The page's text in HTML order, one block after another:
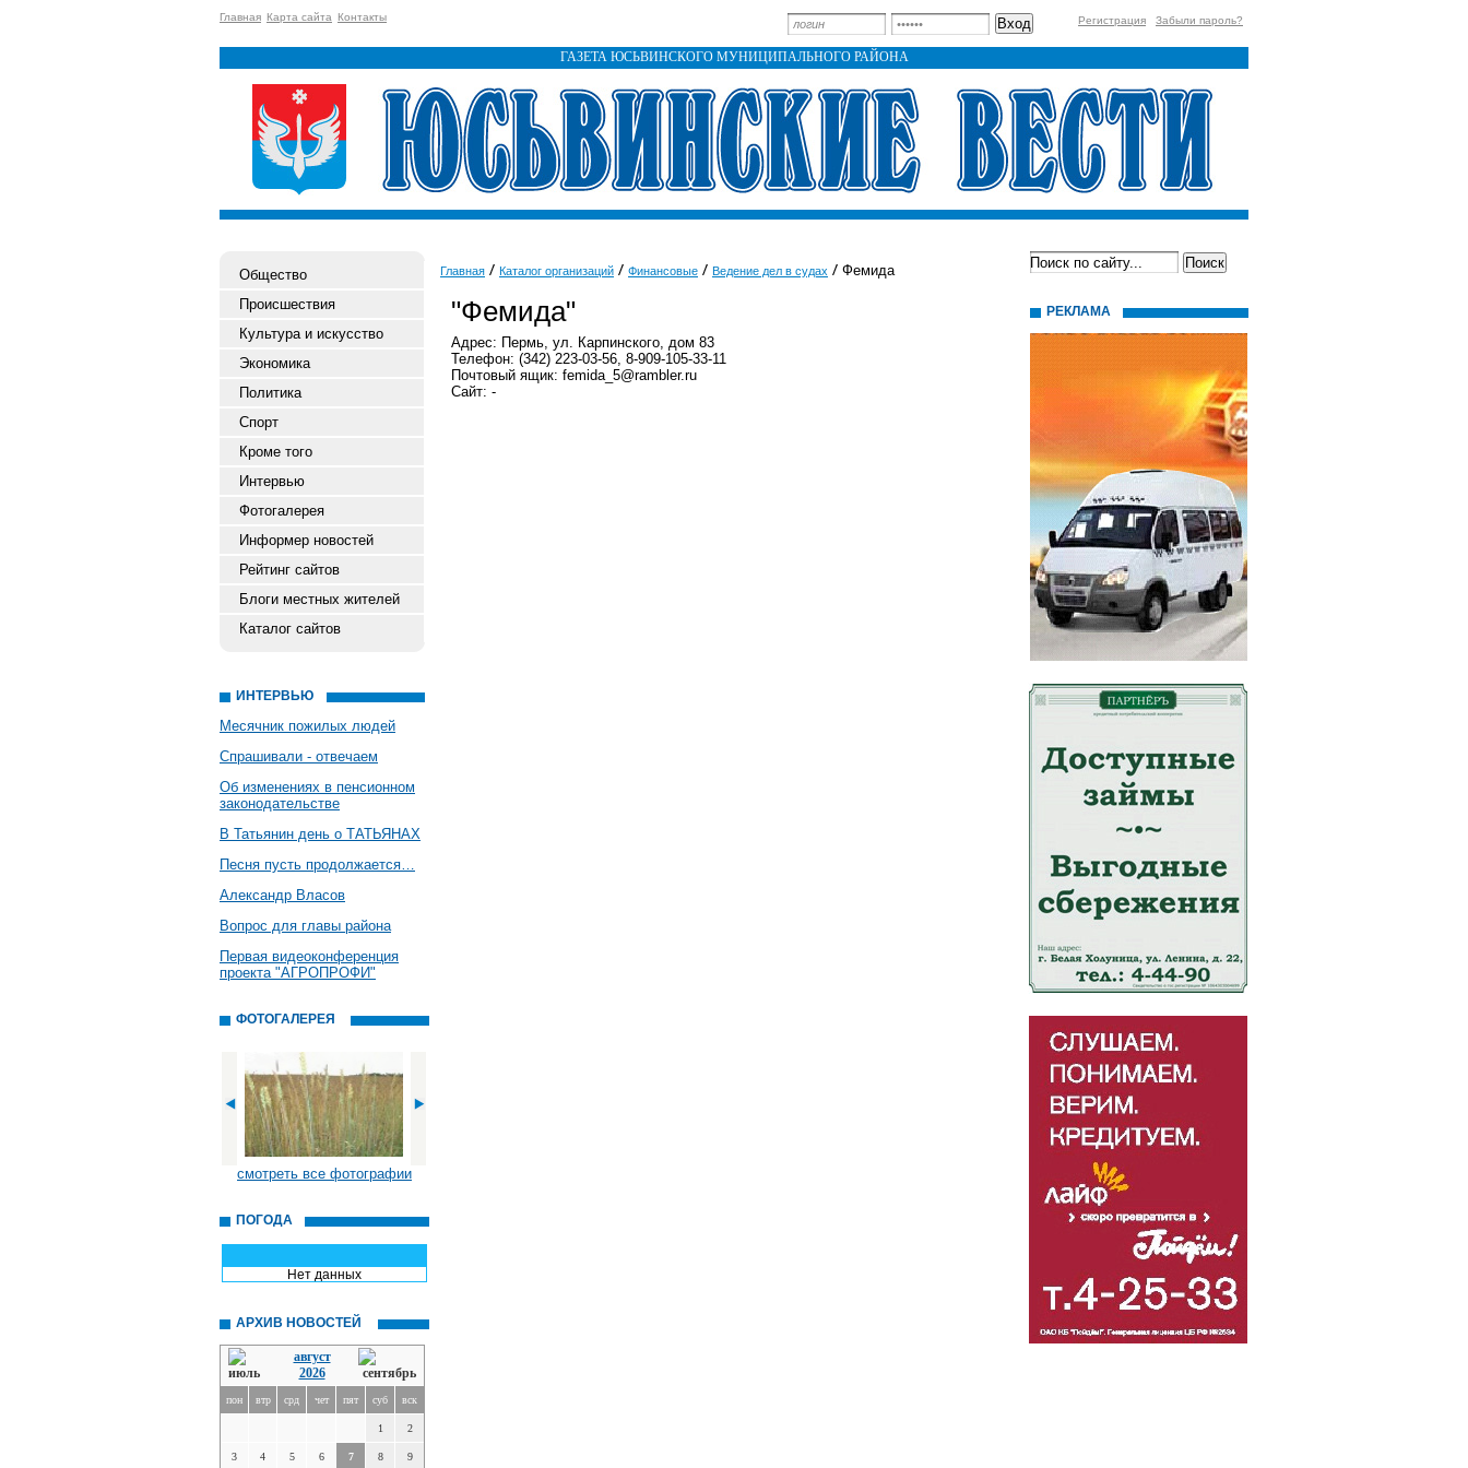
Главная Карта сайта Контакты Регистрация Забыли пароль?
ГАЗЕТА ЮСЬВИНСКОГО МУНИЦИПАЛЬНОГО РАЙОНА
Общество
Происшествия
Культура и искусство
Экономика
Политика
Спорт
Кроме того
Интервью
Фотогалерея
Информер новостей
Рейтинг сайтов
Блоги местных жителей
Каталог сайтов
ИНТЕРВЬЮ
Месячник пожилых людей
Спрашивали - отвечаем
Об изменениях в пенсионном
законодательстве
В Татьянин день о ТАТЬЯНАХ
Песня пусть продолжается…
Александр Власов
Вопрос для главы района
Первая видеоконференция
проекта "АГРОПРОФИ"
ФОТОГАЛЕРЕЯ
смотреть все фотографии
ПОГОДА
Нет данных
АРХИВ НОВОСТЕЙ
август
2026
пон втр срд чет пят суб вск
1 2
3 4 5 6 7 8 9
Главная Каталог организаций Финансовые Ведение дел в судах Фемида
"Фемида"
Адрес: Пермь, ул. Карпинского, дом 83
Телефон: (342) 223-03-56, 8-909-105-33-11
Почтовый ящик: femida_5@rambler.ru
Сайт: -
РЕКЛАМА